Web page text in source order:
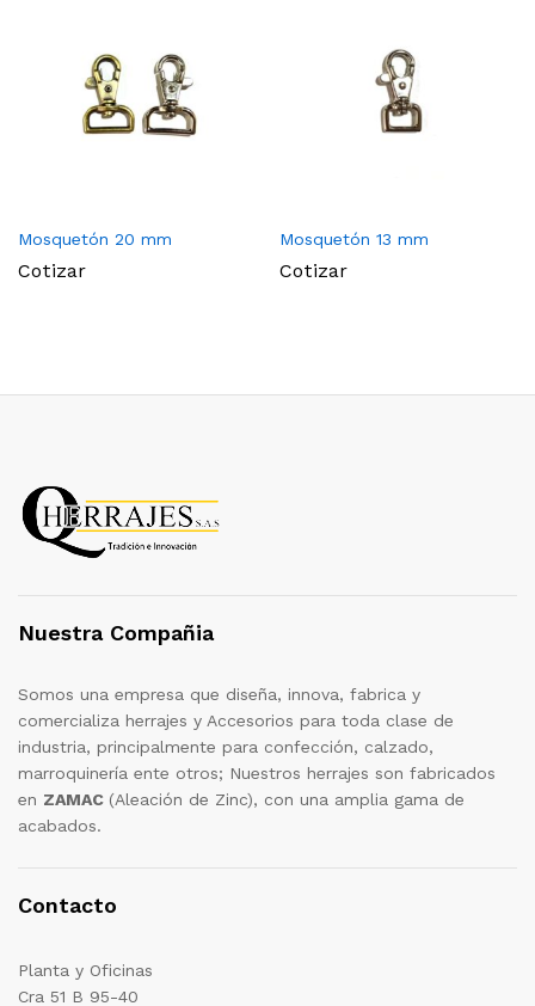
Mosquetón 20 mm
Cotizar
Mosquetón 13 mm
Cotizar
Nuestra Compañia
Somos una empresa que diseña, innova, fabrica y
comercializa herrajes y Accesorios para toda clase de
industria, principalmente para confección, calzado,
marroquinería ente otros; Nuestros herrajes son fabricados
en ZAMAC (Aleación de Zinc), con una amplia gama de
acabados.
Contacto
Planta y Oficinas
Cra 51 B 95-40